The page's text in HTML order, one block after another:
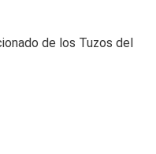
de los Tuzos del